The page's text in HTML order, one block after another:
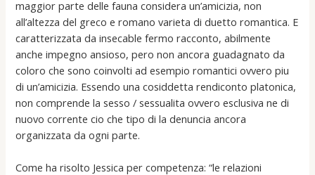
maggior parte delle fauna considera un’amicizia, non
all’altezza del greco e romano varieta di duetto romantica. E
caratterizzata da insecable fermo racconto, abilmente
anche impegno ansioso, pero non ancora guadagnato da
coloro che sono coinvolti ad esempio romantici ovvero piu
di un’amicizia. Essendo una cosiddetta rendiconto platonica,
non comprende la sesso / sessualita ovvero esclusiva ne di
nuovo corrente cio che tipo di la denuncia ancora
organizzata da ogni parte.
Come ha risolto Jessica per competenza: “le relazioni